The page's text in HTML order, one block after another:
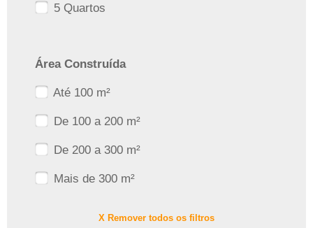
5 Quartos
Área Construída
Até 100 m²
De 100 a 200 m²
De 200 a 300 m²
Mais de 300 m²
X Remover todos os filtros